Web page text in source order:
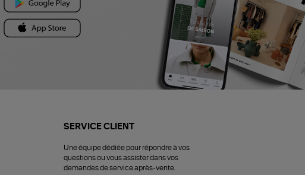
SERVICE CLIENT
Une équipe dédiée pour répondre à vos
questions ou vous assister dans vos
demandes de service après-vente.